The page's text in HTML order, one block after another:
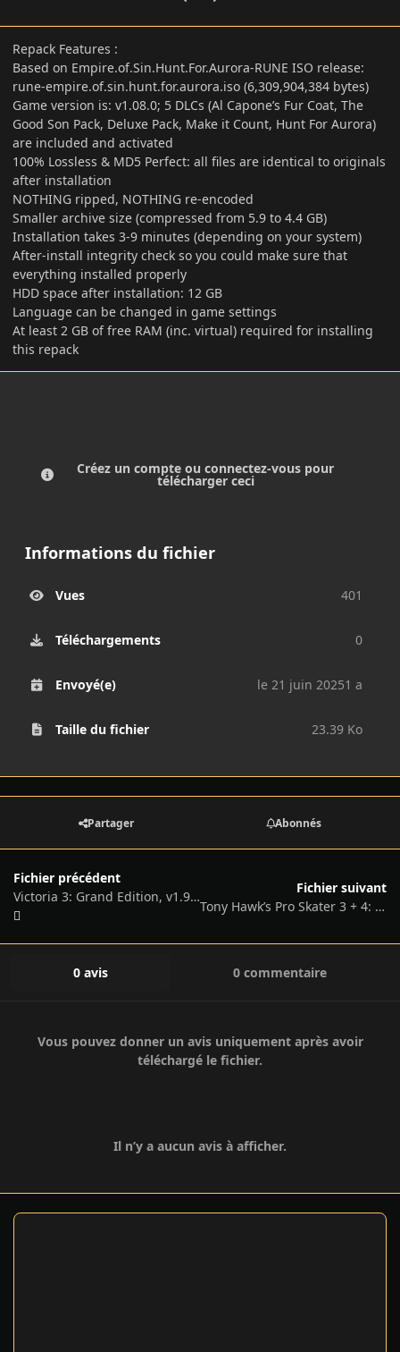
Repack Features :
Based on Empire.of.Sin.Hunt.For.Aurora-RUNE ISO release:
rune-empire.of.sin.hunt.for.aurora.iso (6,309,904,384 bytes)
Game version is: v1.08.0; 5 DLCs (Al Capone’s Fur Coat, The
Good Son Pack, Deluxe Pack, Make it Count, Hunt For Aurora)
are included and activated
100% Lossless & MD5 Perfect: all files are identical to originals
after installation
NOTHING ripped, NOTHING re-encoded
Smaller archive size (compressed from 5.9 to 4.4 GB)
Installation takes 3-9 minutes (depending on your system)
After-install integrity check so you could make sure that
everything installed properly
HDD space after installation: 12 GB
Language can be changed in game settings
At least 2 GB of free RAM (inc. virtual) required for installing
this repack
Créez un compte ou connectez-vous pour
télécharger ceci
Informations du fichier
Vues 401
Téléchargements 0
Envoyé(e) le 21 juin 20251 a
Taille du fichier 23.39 Ko
Partager Abonnés
Fichier précédent
Victoria 3: Grand Edition, v1.9.0 (Lady Grey) + 15 DLCs
Fichier suivant
Tony Hawk’s Pro Skater 3 + 4: Digital Deluxe Edition + 4 DLCs
0 avis 0 commentaire
Vous pouvez donner un avis uniquement après avoir
téléchargé le fichier.
Il n’y a aucun avis à afficher.